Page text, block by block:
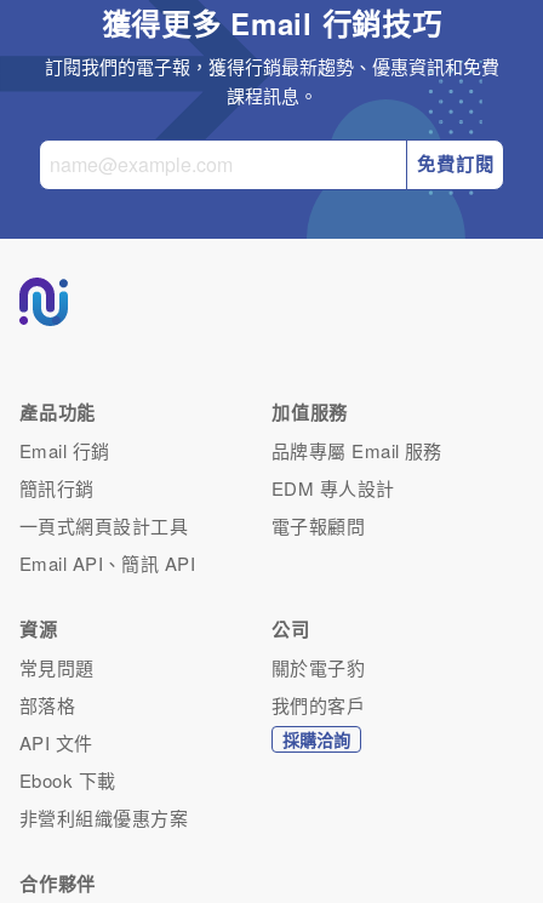
獲得更多 Email 行銷技巧
訂閱我們的電子報，獲得行銷最新趨勢、優惠資訊和免費
課程訊息。
免費訂閱
產品功能
Email 行銷
簡訊行銷
一頁式網頁設計工具
Email API、簡訊 API
加值服務
品牌專屬 Email 服務
EDM 專人設計
電子報顧問
資源
常見問題
部落格
API 文件
Ebook 下載
非營利組織優惠方案
公司
關於電子豹
我們的客戶
採購洽詢
合作夥伴